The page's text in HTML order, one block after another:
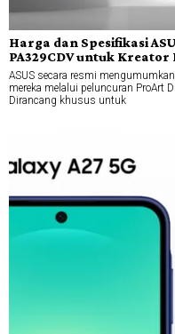
Harga dan Spesifikasi
PA329CDV untuk
ASUS secara resmi
mereka melalui peluncuran ProArt
Dirancang khusus untuk